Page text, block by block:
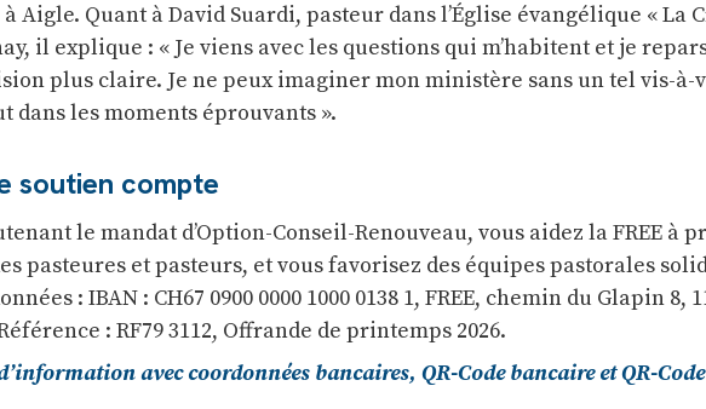
Aigle. Quant à David Suardi, pasteur dans l’Église évangélique « La
il explique : « Je viens avec les questions qui m’habitent et je
plus claire. Je ne peux imaginer mon ministère sans un tel vis-à-
dans les moments éprouvants ».
soutien compte
le mandat d’Option-Conseil-Renouveau, vous aidez la FREE à
pasteures et pasteurs, et vous favorisez des équipes pastorales
: IBAN : CH67 0900 0000 1000 0138 1, FREE, chemin du Glapin 8,
: RF79 3112, Offrande de printemps 2026.
avec coordonnées bancaires, QR-Code bancaire et QR-